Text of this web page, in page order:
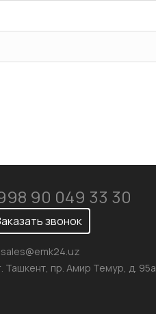
90 049 33 30
звонок
sales@emk24.uz
Ташкент, пр. Амир Темур, д. 95а